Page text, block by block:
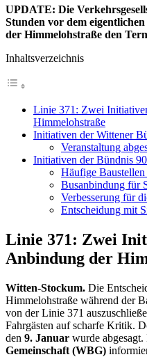
UPDATE: Die
Stunden vor dem
der Himmelohstraße den
Inhaltsverzeichnis
Linie 371: Zwei
Himmelohstraße
Initiativen der Wittener
Veranstaltung
Initiativen der Bündnis
Häufige
Busanbindung für
Verbesserung für
Entscheidung mit
Linie 371: Zwei
Anbindung der
Witten-Stockum. Die
Himmelohstraße während der
von der Linie 371
Fahrgästen auf scharfe Kritik.
den 9. Januar wurde abgesagt.
Gemeinschaft (WBG)